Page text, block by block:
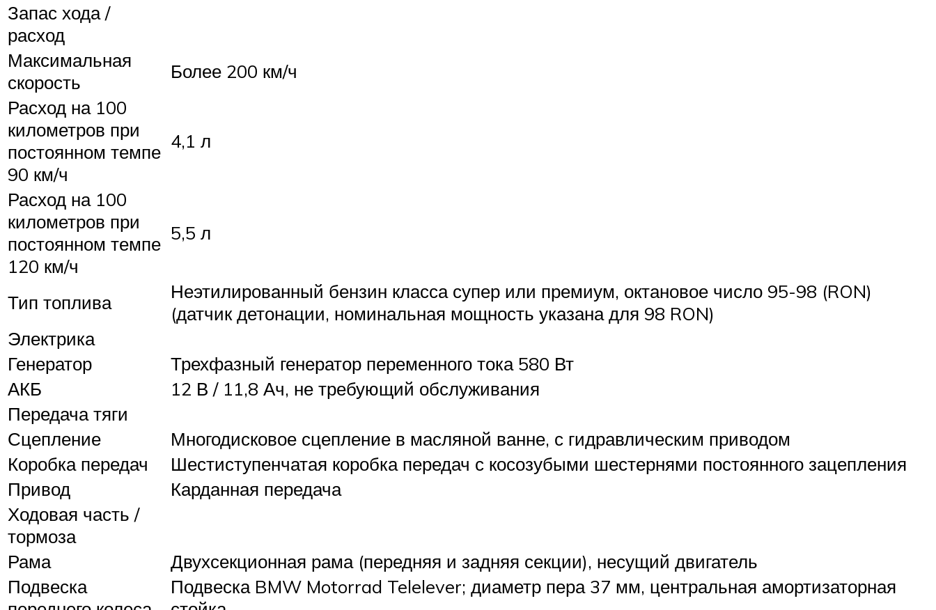
Запас хода /
расход
Максимальная
скорость
Более 200 км/ч
Расход на 100
километров при
постоянном темпе
90 км/ч
4,1 л
Расход на 100
километров при
постоянном темпе
120 км/ч
5,5 л
Тип топлива
Неэтилированный бензин класса супер или премиум, октановое число 95-98 (RON)
(датчик детонации, номинальная мощность указана для 98 RON)
Электрика
Генератор
Трехфазный генератор переменного тока 580 Вт
АКБ
12 В / 11,8 Ач, не требующий обслуживания
Передача тяги
Сцепление
Многодисковое сцепление в масляной ванне, с гидравлическим приводом
Коробка передач
Шестиступенчатая коробка передач с косозубыми шестернями постоянного зацепления
Привод
Карданная передача
Ходовая часть /
тормоза
Рама
Двухсекционная рама (передняя и задняя секции), несущий двигатель
Подвеска
Подвеска BMW Motorrad Telelever; диаметр пера 37 мм, центральная амортизаторная